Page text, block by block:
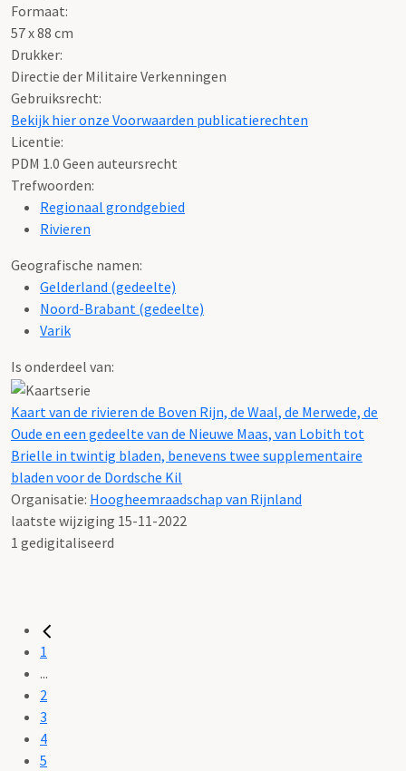
Formaat:
57 x 88 cm
Drukker:
Directie der Militaire Verkenningen
Gebruiksrecht:
Bekijk hier onze Voorwaarden publicatierechten
Licentie:
PDM 1.0 Geen auteursrecht
Trefwoorden:
Regionaal grondgebied
Rivieren
Geografische namen:
Gelderland (gedeelte)
Noord-Brabant (gedeelte)
Varik
Is onderdeel van:
Kaart van de rivieren de Boven Rijn, de Waal, de Merwede, de
Oude en een gedeelte van de Nieuwe Maas, van Lobith tot
Brielle in twintig bladen, benevens twee supplementaire
bladen voor de Dordsche Kil
Organisatie: Hoogheemraadschap van Rijnland
laatste wijziging 15-11-2022
1 gedigitaliseerd
1
...
2
3
4
5